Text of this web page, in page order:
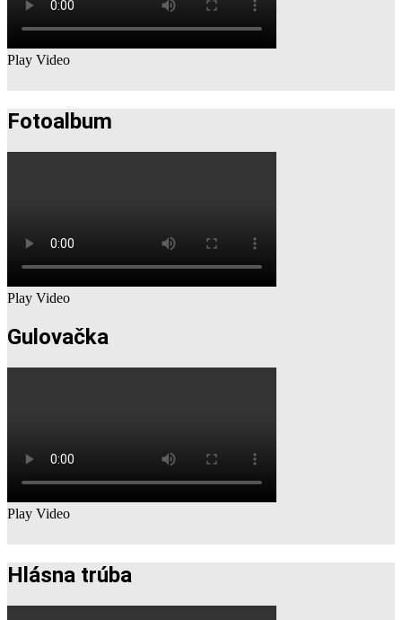
Play Video
Fotoalbum
Play Video
Gulovačka
Play Video
Hlásna trúba